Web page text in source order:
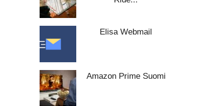
Elisa Webmail
Amazon Prime Suomi